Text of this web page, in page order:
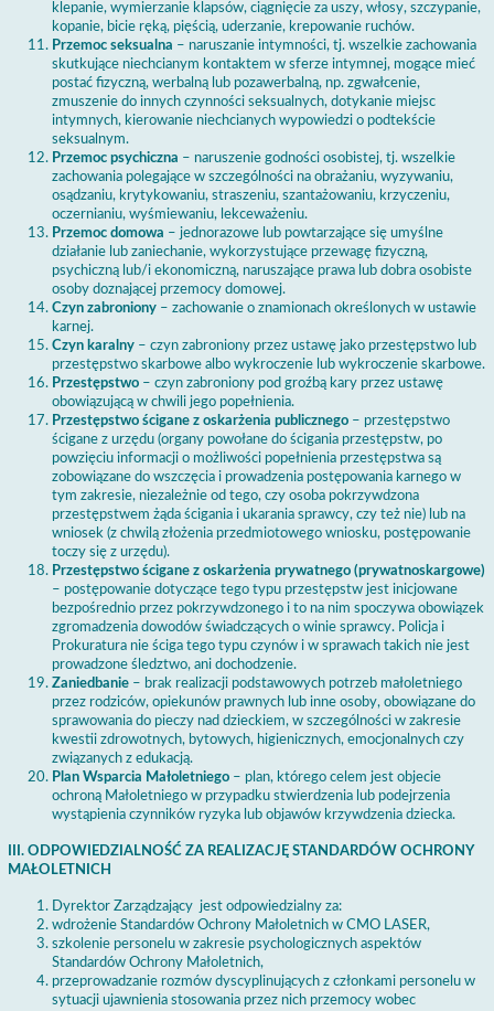
klepanie, wymierzanie klapsów, ciągnięcie za uszy, włosy, szczypanie,
kopanie, bicie ręką, pięścią, uderzanie, krepowanie ruchów.
Przemoc seksualna – naruszanie intymności, tj. wszelkie zachowania
skutkujące niechcianym kontaktem w sferze intymnej, mogące mieć
postać fizyczną, werbalną lub pozawerbalną, np. zgwałcenie,
zmuszenie do innych czynności seksualnych, dotykanie miejsc
intymnych, kierowanie niechcianych wypowiedzi o podtekście
seksualnym.
Przemoc psychiczna – naruszenie godności osobistej, tj. wszelkie
zachowania polegające w szczególności na obrażaniu, wyzywaniu,
osądzaniu, krytykowaniu, straszeniu, szantażowaniu, krzyczeniu,
oczernianiu, wyśmiewaniu, lekceważeniu.
Przemoc domowa – jednorazowe lub powtarzające się umyślne
działanie lub zaniechanie, wykorzystujące przewagę fizyczną,
psychiczną lub/i ekonomiczną, naruszające prawa lub dobra osobiste
osoby doznającej przemocy domowej.
Czyn zabroniony – zachowanie o znamionach określonych w ustawie
karnej.
Czyn karalny – czyn zabroniony przez ustawę jako przestępstwo lub
przestępstwo skarbowe albo wykroczenie lub wykroczenie skarbowe.
Przestępstwo – czyn zabroniony pod groźbą kary przez ustawę
obowiązującą w chwili jego popełnienia.
Przestępstwo ścigane z oskarżenia publicznego – przestępstwo
ścigane z urzędu (organy powołane do ścigania przestępstw, po
powzięciu informacji o możliwości popełnienia przestępstwa są
zobowiązane do wszczęcia i prowadzenia postępowania karnego w
tym zakresie, niezależnie od tego, czy osoba pokrzywdzona
przestępstwem żąda ścigania i ukarania sprawcy, czy też nie) lub na
wniosek (z chwilą złożenia przedmiotowego wniosku, postępowanie
toczy się z urzędu).
Przestępstwo ścigane z oskarżenia prywatnego (prywatnoskargowe)
– postępowanie dotyczące tego typu przestępstw jest inicjowane
bezpośrednio przez pokrzywdzonego i to na nim spoczywa obowiązek
zgromadzenia dowodów świadczących o winie sprawcy. Policja i
Prokuratura nie ściga tego typu czynów i w sprawach takich nie jest
prowadzone śledztwo, ani dochodzenie.
Zaniedbanie – brak realizacji podstawowych potrzeb małoletniego
przez rodziców, opiekunów prawnych lub inne osoby, obowiązane do
sprawowania do pieczy nad dzieckiem, w szczególności w zakresie
kwestii zdrowotnych, bytowych, higienicznych, emocjonalnych czy
związanych z edukacją.
Plan Wsparcia Małoletniego – plan, którego celem jest objecie
ochroną Małoletniego w przypadku stwierdzenia lub podejrzenia
wystąpienia czynników ryzyka lub objawów krzywdzenia dziecka.
III. ODPOWIEDZIALNOŚĆ ZA REALIZACJĘ STANDARDÓW OCHRONY
MAŁOLETNICH
Dyrektor Zarządzający jest odpowiedzialny za:
wdrożenie Standardów Ochrony Małoletnich w CMO LASER,
szkolenie personelu w zakresie psychologicznych aspektów
Standardów Ochrony Małoletnich,
przeprowadzanie rozmów dyscyplinujących z członkami personelu w
sytuacji ujawnienia stosowania przez nich przemocy wobec